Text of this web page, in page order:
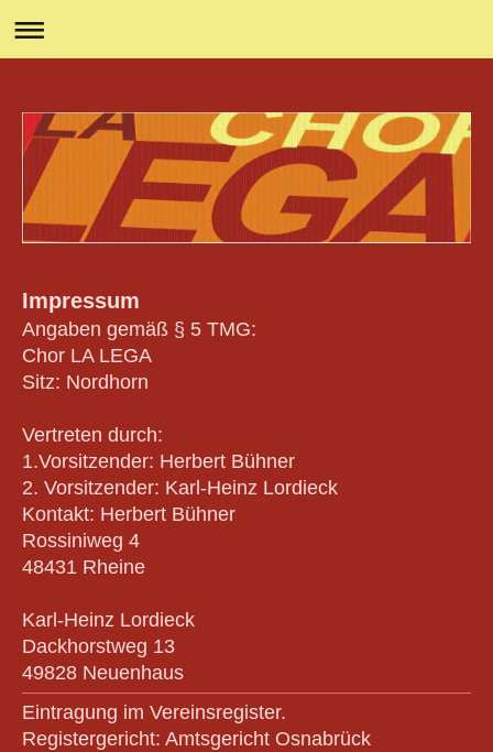
Impressum
Angaben gemäß § 5 TMG:
Chor LA LEGA
Sitz: Nordhorn
Vertreten durch:
1.Vorsitzender: Herbert Bühner
2. Vorsitzender: Karl-Heinz Lordieck
Kontakt: Herbert Bühner
Rossiniweg 4
48431 Rheine
Karl-Heinz Lordieck
Dackhorstweg 13
49828 Neuenhaus
Eintragung im Vereinsregister.
Registergericht: Amtsgericht Osnabrück